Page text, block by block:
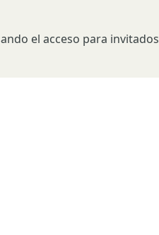
el acceso para invitados